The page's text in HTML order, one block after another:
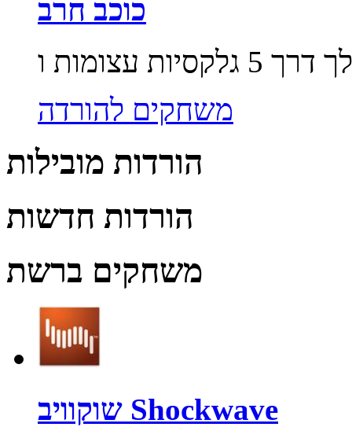
כוכב חרב
משחקים להורדה
הורדות מובילות
הורדות חדשות
משחקים ברשת
שוקוויב Shockwave